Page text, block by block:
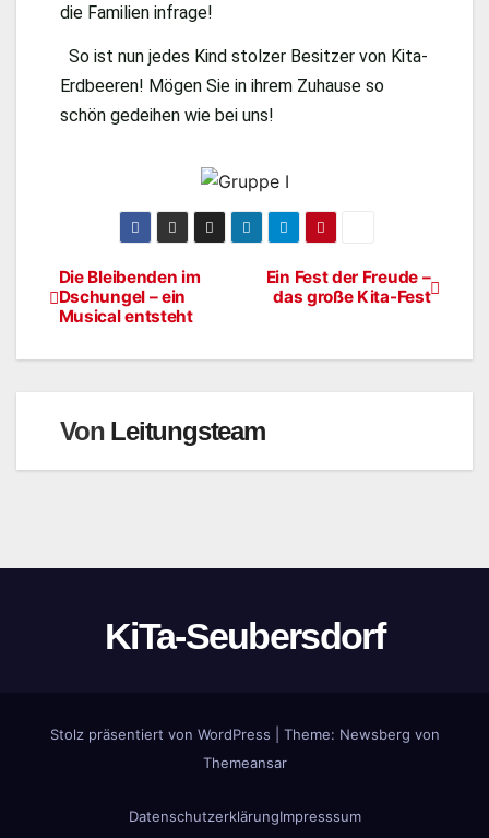
die Familien infrage!
So ist nun jedes Kind stolzer Besitzer von Kita-
Erdbeeren! Mögen Sie in ihrem Zuhause so
schön gedeihen wie bei uns!
Ein Fest der Freude –
das große Kita-Fest
Die Bleibenden im
Dschungel – ein
Musical entsteht
Von Leitungsteam
KiTa-Seubersdorf
Stolz präsentiert von WordPress Theme: Newsberg von
Themeansar
DatenschutzerklärungImpresssum